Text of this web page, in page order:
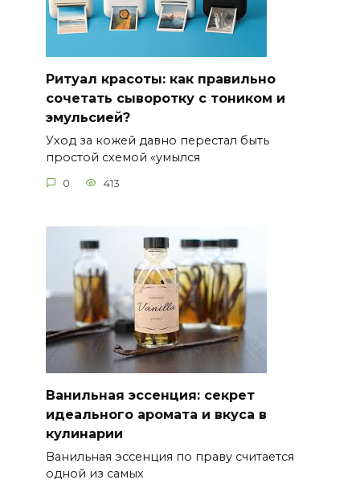
Ритуал красоты: как правильно
сочетать сыворотку с тоником и
эмульсией?
Уход за кожей давно перестал быть
простой схемой «умылся
0 413
Ванильная эссенция: секрет
идеального аромата и вкуса в
кулинарии
Ванильная эссенция по праву считается
одной из самых